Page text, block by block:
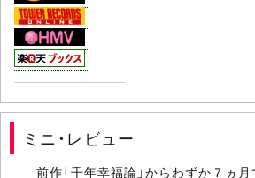
ミニ・レビュー
前作「千年幸福論」からわずか７ヵ